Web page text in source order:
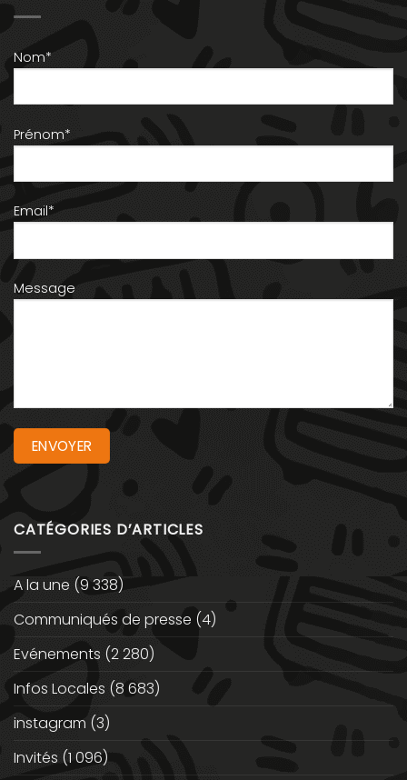
Nom*
Prénom*
Email*
Message
CATÉGORIES D’ARTICLES
A la une (9 338)
Communiqués de presse (4)
Evénements (2 280)
Infos Locales (8 683)
instagram (3)
Invités (1 096)